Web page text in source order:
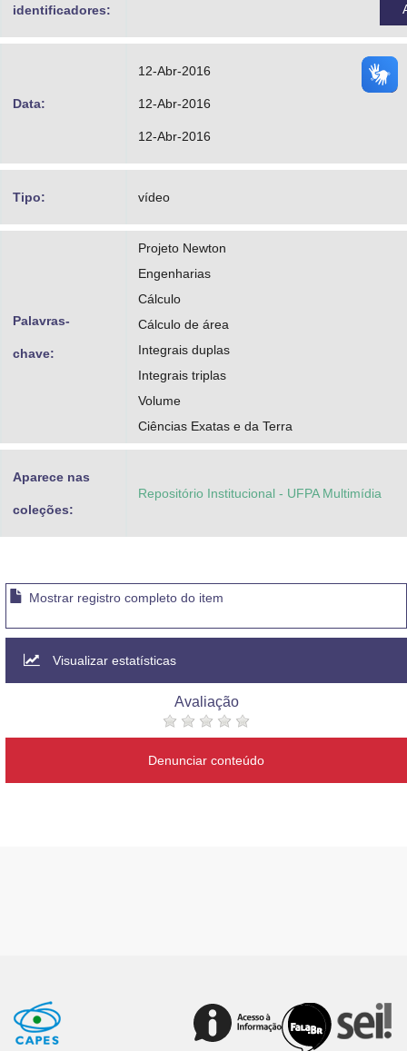
identificadores:
Data:
12-Abr-2016
12-Abr-2016
12-Abr-2016
Tipo: vídeo
Palavras-
chave:
Projeto Newton
Engenharias
Cálculo
Cálculo de área
Integrais duplas
Integrais triplas
Volume
Ciências Exatas e da Terra
Aparece nas
coleções:
Repositório Institucional - UFPA Multimídia
Mostrar registro completo do item
Visualizar estatísticas
Avaliação
Denunciar conteúdo